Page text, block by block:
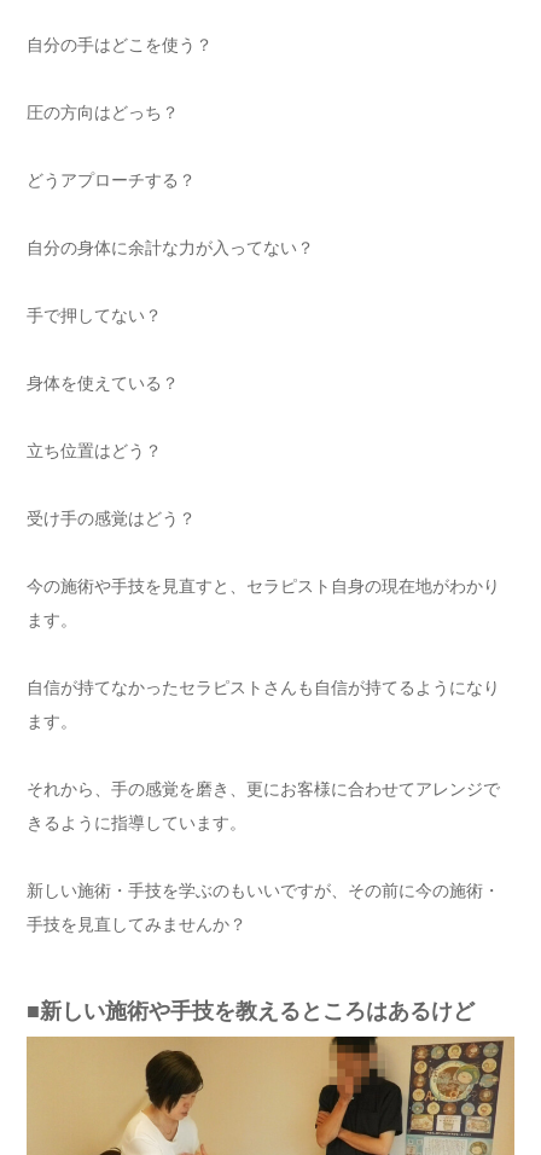
自分の手はどこを使う？
圧の方向はどっち？
どうアプローチする？
自分の身体に余計な力が入ってない？
手で押してない？
身体を使えている？
立ち位置はどう？
受け手の感覚はどう？
今の施術や手技を見直すと、セラピスト自身の現在地がわかり
ます。
自信が持てなかったセラピストさんも自信が持てるようになり
ます。
それから、手の感覚を磨き、更にお客様に合わせてアレンジで
きるように指導しています。
新しい施術・手技を学ぶのもいいですが、その前に今の施術・
手技を見直してみませんか？
■新しい施術や手技を教えるところはあるけど